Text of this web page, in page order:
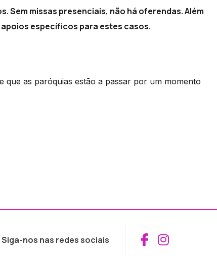
Sem missas presenciais, não há oferendas. Além
específicos para estes casos.
as paróquias estão a passar por um momento
Siga-nos nas redes sociais Aceder
Aceder